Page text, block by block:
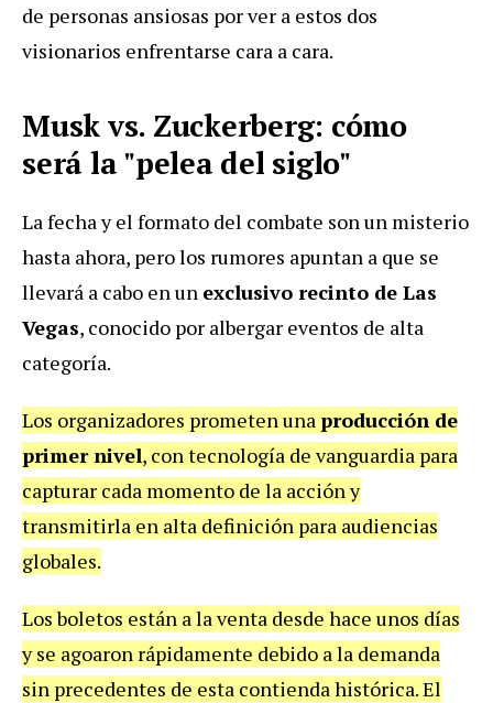
de personas ansiosas por ver a estos dos
visionarios enfrentarse cara a cara.
Musk vs. Zuckerberg: cómo
será la "pelea del siglo"
La fecha y el formato del combate son un misterio
hasta ahora, pero los rumores apuntan a que se
llevará a cabo en un exclusivo recinto de Las
Vegas, conocido por albergar eventos de alta
categoría.
Los organizadores prometen unaproducción de
primer nivel, con tecnología de vanguardia para
capturar cada momento de la acción y
transmitirla en alta definición para audiencias
globales.
Los boletos están a la venta desde hace unos días
y se agoaron rápidamente debido a la demanda
sin precedentes de esta contienda histórica. El